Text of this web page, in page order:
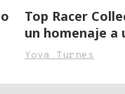
Top Racer
un homenaje a
clásico, pero no
Yova Turnes